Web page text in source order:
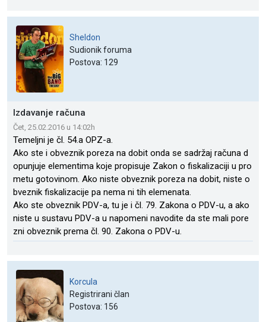
Sheldon
Sudionik foruma
Postova: 129
Izdavanje računa
Čet, 25.02.2016 u 14:02h
Temeljni je čl. 54.a OPZ-a.
Ako ste i obveznik poreza na dobit onda se sadržaj računa d
opunjuje elementima koje propisuje Zakon o fiskalizaciji u pro
metu gotovinom. Ako niste obveznik poreza na dobit, niste o
bveznik fiskalizacije pa nema ni tih elemenata.
Ako ste obveznik PDV-a, tu je i čl. 79. Zakona o PDV-u, a ako
niste u sustavu PDV-a u napomeni navodite da ste mali pore
zni obveznik prema čl. 90. Zakona o PDV-u.
Korcula
Registrirani član
Postova: 156